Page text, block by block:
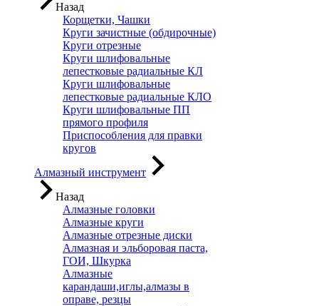
Назад
Корщетки, Чашки
Круги зачистные (обдирочные)
Круги отрезные
Круги шлифовальные
лепестковые радиальные КЛ
Круги шлифовальные
лепестковые радиальные КЛО
Круги шлифовальные ПП
прямого профиля
Приспособления для правки
кругов
Алмазный инструмент
Назад
Алмазные головки
Алмазные круги
Алмазные отрезные диски
Алмазная и эльборовая паста,
ГОИ, Шкурка
Алмазные
карандаши,иглы,алмазы в
оправе, резцы